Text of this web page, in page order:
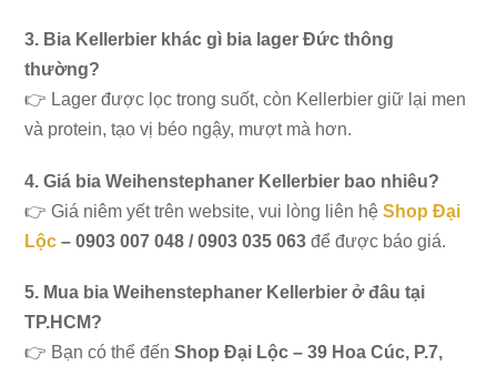
3. Bia Kellerbier khác gì bia lager Đức thông
thường?
👉 Lager được lọc trong suốt, còn Kellerbier giữ lại men
và protein, tạo vị béo ngậy, mượt mà hơn.
4. Giá bia Weihenstephaner Kellerbier bao nhiêu?
👉 Giá niêm yết trên website, vui lòng liên hệShop Đại
Lộc – 0903 007 048 / 0903 035 063 để được báo giá.
5. Mua bia Weihenstephaner Kellerbier ở đâu tại
TP.HCM?
👉 Bạn có thể đếnShop Đại Lộc – 39 Hoa Cúc, P.7,